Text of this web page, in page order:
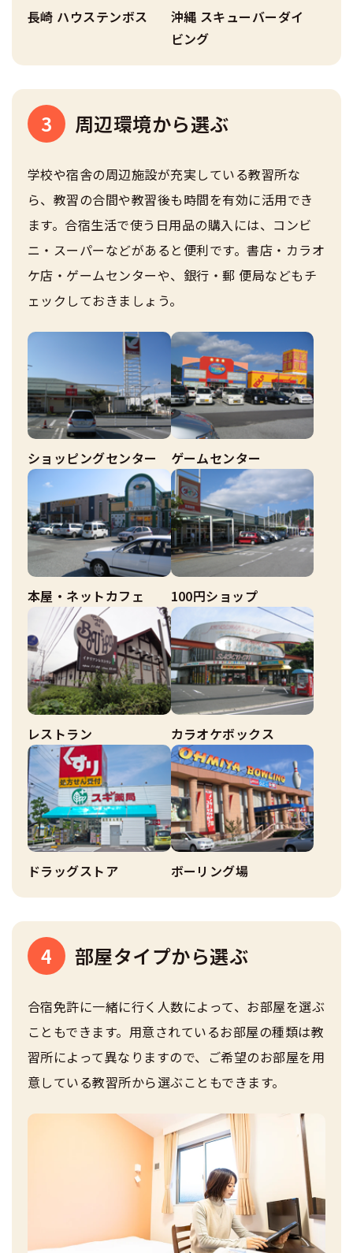
長崎 ハウステンボス
沖縄 スキューバーダイ
ビング
3 周辺環境から選ぶ
学校や宿舎の周辺施設が充実している教習所な
ら、教習の合間や教習後も時間を有効に活用でき
ます。合宿生活で使う日用品の購入には、コンビ
ニ・スーパーなどがあると便利です。書店・カラオ
ケ店・ゲームセンターや、銀行・郵 便局などもチ
ェックしておきましょう。
ショッピングセンター ゲームセンター
本屋・ネットカフェ 100円ショップ
レストラン カラオケボックス
ドラッグストア ボーリング場
4 部屋タイプから選ぶ
合宿免許に一緒に行く人数によって、お部屋を選ぶ
こともできます。用意されているお部屋の種類は教
習所によって異なりますので、ご希望のお部屋を用
意している教習所から選ぶこともできます。